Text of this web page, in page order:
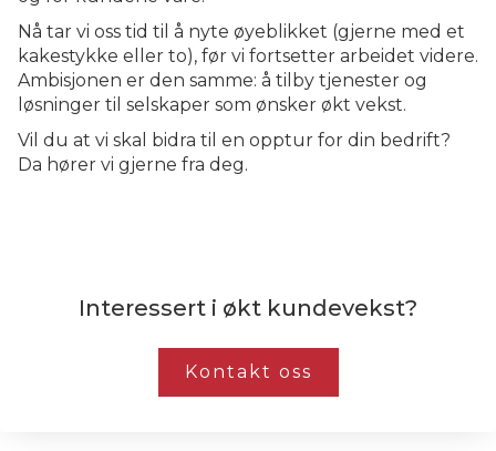
Nå tar vi oss tid til å nyte øyeblikket (gjerne med et
kakestykke eller to), før vi fortsetter arbeidet videre.
Ambisjonen er den samme: å tilby tjenester og
løsninger til selskaper som ønsker økt vekst.
Vil du at vi skal bidra til en opptur for din bedrift?
Da hører vi gjerne fra deg.
Interessert i økt kundevekst?
Kontakt oss